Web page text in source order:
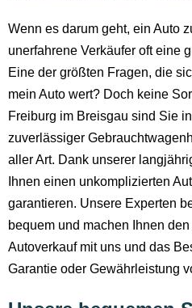
Wenn es darum geht, ein Auto
unerfahrene Verkäufer oft eine
Eine der größten Fragen, die
mein Auto wert? Doch keine
Freiburg im Breisgau sind Sie
zuverlässiger
aller Art. Dank unserer
Ihnen einen unkomplizierten
garantieren. Unsere Experten
bequem und machen Ihnen
Autoverkauf mit uns und das
Garantie oder Gewährleistung